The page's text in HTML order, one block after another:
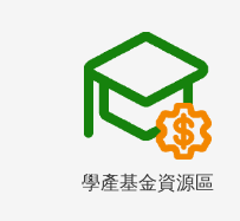
學產基金資源區